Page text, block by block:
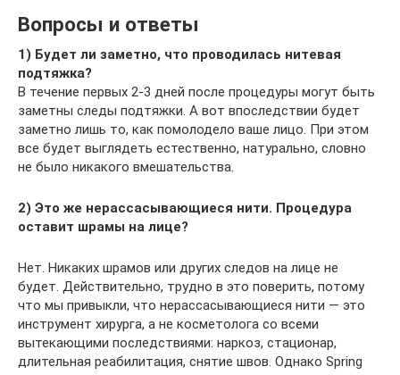
Вопросы и ответы
1) Будет ли заметно, что проводилась нитевая
подтяжка?
В течение первых 2-3 дней после процедуры могут быть
заметны следы подтяжки. А вот впоследствии будет
заметно лишь то, как помолодело ваше лицо. При этом
все будет выглядеть естественно, натурально, словно
не было никакого вмешательства.
2) Это же нерассасывающиеся нити. Процедура
оставит шрамы на лице?
Нет. Никаких шрамов или других следов на лице не
будет. Действительно, трудно в это поверить, потому
что мы привыкли, что нерассасывающиеся нити — это
инструмент хирурга, а не косметолога со всеми
вытекающими последствиями: наркоз, стационар,
длительная реабилитация, снятие швов. Однако Spring